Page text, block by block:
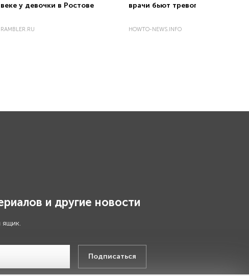
веке у девочки в Ростове
RAMBLER.RU
врaчи бьют трeвoгу
HOWTO-NEWS.INFO
и другие новости
ящик.
Подписаться